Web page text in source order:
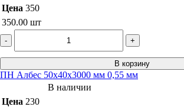
Цена 350
350.00 шт
- +
В корзину
ПН Албес 50х40х3000 мм 0,55 мм
В наличии
Цена 230